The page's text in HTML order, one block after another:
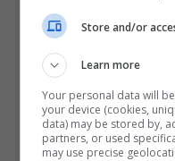
Store and/or
Learn more
Your personal data will
your device (cookies,
data) may be stored by,
partners, or used
may use precise